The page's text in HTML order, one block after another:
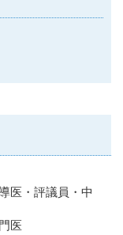
医・評議員・中
医